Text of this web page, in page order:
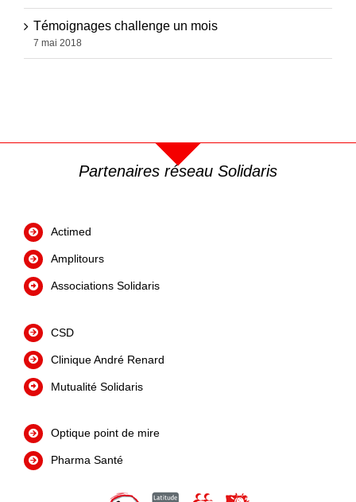
Témoignages challenge un mois
7 mai 2018
Partenaires réseau Solidaris
Actimed
Amplitours
Associations Solidaris
CSD
Clinique André Renard
Mutualité Solidaris
Optique point de mire
Pharma Santé